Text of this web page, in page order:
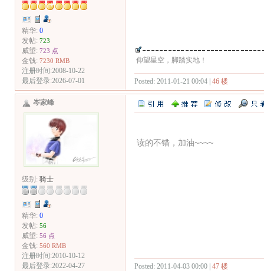
精华: 0
发帖: 723
威望: 723 点
金钱: 7230 RMB
注册时间:2008-10-22
最后登录:2026-07-01
仰望星空，脚踏实地！
Posted: 2011-01-21 00:04 | 46 楼
岑家峰
级别: 骑士
精华: 0
发帖: 56
威望: 56 点
金钱: 560 RMB
注册时间:2010-10-12
最后登录:2022-04-27
读的不错，加油~~~~
Posted: 2011-04-03 00:00 | 47 楼